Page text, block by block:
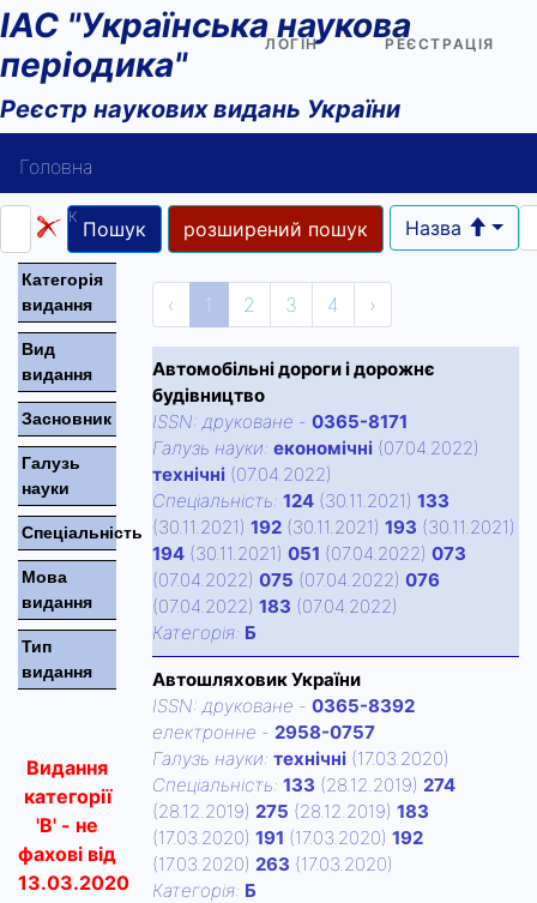
ІАС "Українська наукова
періодика"
Реєстр наукових видань України
ЛОГІН РЕЄСТРАЦІЯ
Головна
Пошук
Довідка користувача
Контакти
Пошук розширений пошук Назва
Категорiя
видання
Вид
видання
Засновник
Галузь
науки
Спецiальнiсть
Мова
видання
Тип
видання
Видання
категорії
'В' - не
фахові від
13.03.2020
‹ 1 2 3 4 ›
Автомобільні дороги і дорожнє
будівництво
ISSN: друковане - 0365-8171
Галузь науки: економічні (07.04.2022)
технічні (07.04.2022)
Спецiальнiсть: 124 (30.11.2021) 133
(30.11.2021) 192 (30.11.2021) 193 (30.11.2021)
194 (30.11.2021) 051 (07.04.2022) 073
(07.04.2022) 075 (07.04.2022) 076
(07.04.2022) 183 (07.04.2022)
Категорiя: Б
Автошляховик України
ISSN: друковане - 0365-8392
електронне - 2958-0757
Галузь науки: технічні (17.03.2020)
Спецiальнiсть: 133 (28.12.2019) 274
(28.12.2019) 275 (28.12.2019) 183
(17.03.2020) 191 (17.03.2020) 192
(17.03.2020) 263 (17.03.2020)
Категорiя: Б